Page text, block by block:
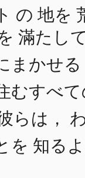
の 地を
滿たし
まかせ
むすべ
らは，
を 知る